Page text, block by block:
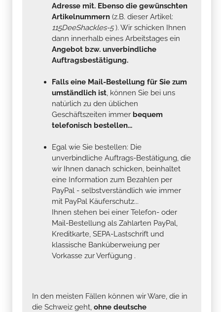
Adresse mit. Ebenso die gewünschten
Artikelnummern (z.B. dieser Artikel:
115DeeShackles-5). Wir schicken Ihnen
dann innerhalb eines Arbeitstages ein
Angebot bzw. unverbindliche
Auftragsbestätigung.
Falls eine Mail-Bestellung für Sie zum
umständlich ist, können Sie bei uns
natürlich zu den üblichen
Geschäftszeiten immer bequem
telefonisch bestellen...
Egal wie Sie bestellen: Die
unverbindliche Auftrags-Bestätigung, die
wir Ihnen danach schicken, beinhaltet
eine Information zum Bezahlen per
PayPal - selbstverständlich wie immer
mit PayPal Käuferschutz...
Ihnen stehen bei einer Telefon- oder
Mail-Bestellung als Zahlarten PayPal,
Kreditkarte, SEPA-Lastschrift und
klassische Banküberweiung per
Vorkasse zur Verfügung .
In den meisten Fällen können wir Ware, die in
die Schweiz geht, ohne deutsche